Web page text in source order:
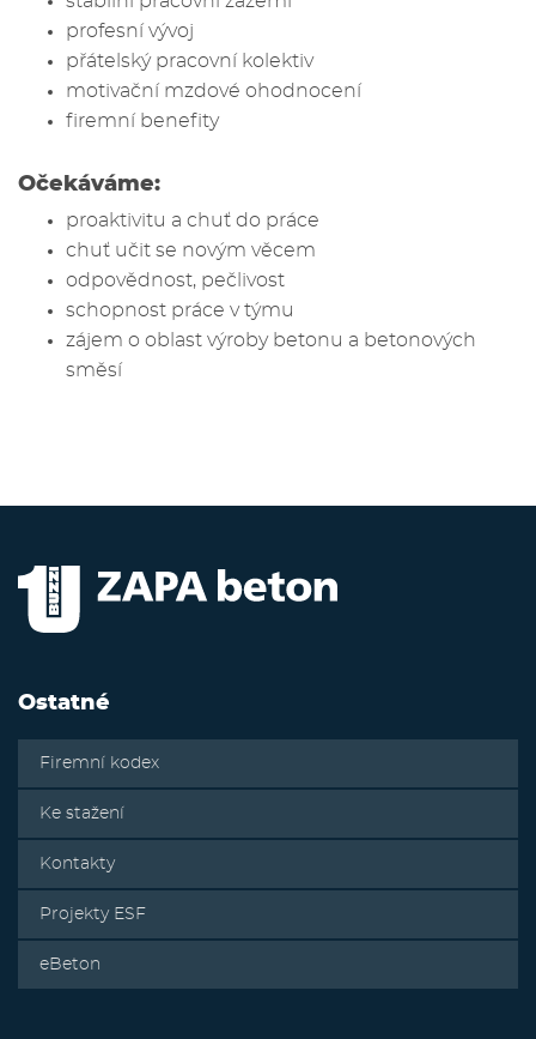
profesní vývoj
přátelský pracovní kolektiv
motivační mzdové ohodnocení
firemní benefity
Očekáváme:
proaktivitu a chuť do práce
chuť učit se novým věcem
odpovědnost, pečlivost
schopnost práce v týmu
zájem o oblast výroby betonu a betonových
směsí
Ostatné
Firemní kodex
Ke stažení
Kontakty
Projekty ESF
eBeton